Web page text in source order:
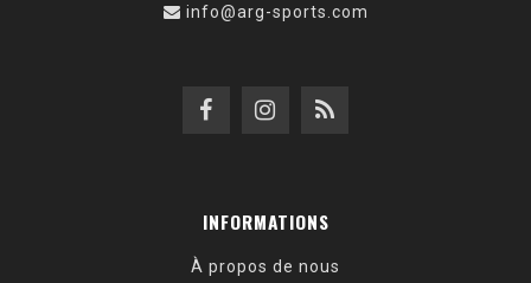
info@arg-sports.com
INFORMATIONS
À propos de nous